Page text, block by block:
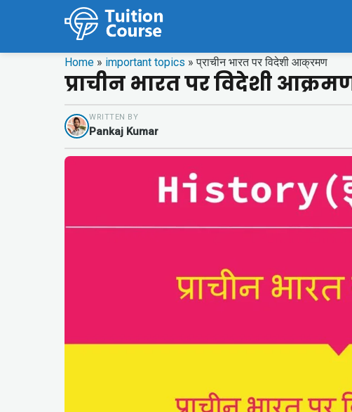
Home » important topics » प्राचीन भारत पर विदेशी आक्रमण
प्राचीन भारत पर विदेशी
WRITTEN BY
Pankaj Kumar